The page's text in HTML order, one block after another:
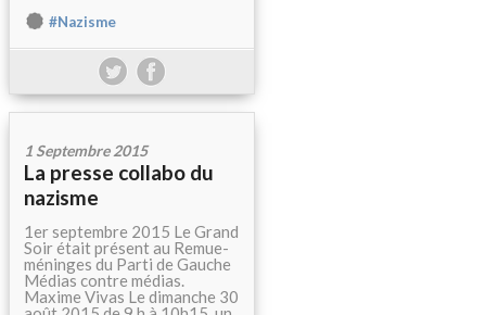
#Nazisme
1 Septembre 2015
La presse collabo du
nazisme
1er septembre 2015 Le Grand
Soir était présent au Remue-
méninges du Parti de Gauche
Médias contre médias.
Maxime Vivas Le dimanche 30